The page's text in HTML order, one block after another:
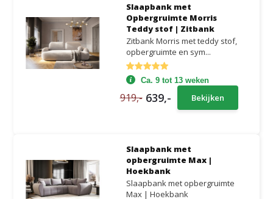
Slaapbank met
Opbergruimte Morris
Teddy stof | Zitbank
Zitbank Morris met teddy stof,
opbergruimte en sym...
Ca. 9 tot 13 weken
919,- 639,- Bekijken
Slaapbank met
opbergruimte Max |
Hoekbank
Slaapbank met opbergruimte
Max | Hoekbank